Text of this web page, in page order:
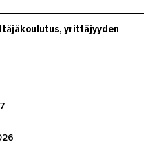
oppia
vaateliikeyrittäjä
yrittäjyyden